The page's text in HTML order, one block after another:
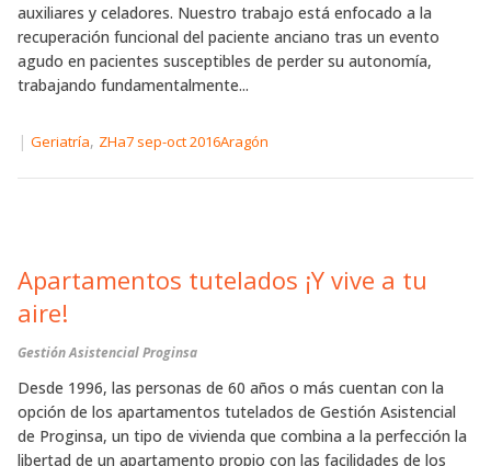
auxiliares y celadores. Nuestro trabajo está enfocado a la
recuperación funcional del paciente anciano tras un evento
agudo en pacientes susceptibles de perder su autonomía,
trabajando fundamentalmente...
| Geriatría, ZHa7 sep-oct 2016Aragón
Apartamentos tutelados ¡Y vive a tu
aire!
Gestión Asistencial Proginsa
Desde 1996, las personas de 60 años o más cuentan con la
opción de los apartamentos tutelados de Gestión Asistencial
de Proginsa, un tipo de vivienda que combina a la perfección la
libertad de un apartamento propio con las facilidades de los